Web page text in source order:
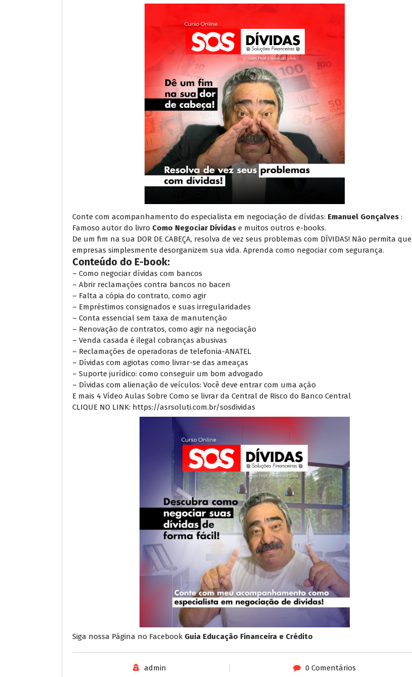
Conte com acompanhamento do especialista em negociação de dívidas: Emanuel Gonçalves :
Famoso autor do livro Como Negociar Dívidas e muitos outros e-books.
De um fim na sua DOR DE CABEÇA, resolva de vez seus problemas com DÍVIDAS! Não permita que
empresas simplesmente desorganizem sua vida. Aprenda como negociar com segurança.
Conteúdo do E-book:
– Como negociar dívidas com bancos
– Abrir reclamações contra bancos no bacen
– Falta a cópia do contrato, como agir
– Empréstimos consignados e suas irregularidades
– Conta essencial sem taxa de manutenção
– Renovação de contratos, como agir na negociação
– Venda casada é ilegal cobranças abusivas
– Reclamações de operadoras de telefonia-ANATEL
– Dívidas com agiotas como livrar-se das ameaças
– Suporte jurídico: como conseguir um bom advogado
– Dívidas com alienação de veículos: Você deve entrar com uma ação
E mais 4 Vídeo Aulas Sobre Como se livrar da Central de Risco do Banco Central
CLIQUE NO LINK: https://asrsoluti.com.br/sosdividas
Siga nossa Página no Facebook Guia Educação Financeira e Crédito
admin 0 Comentários